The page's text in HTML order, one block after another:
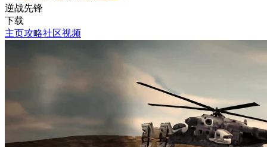
逆战先锋
下载
主页攻略社区视频